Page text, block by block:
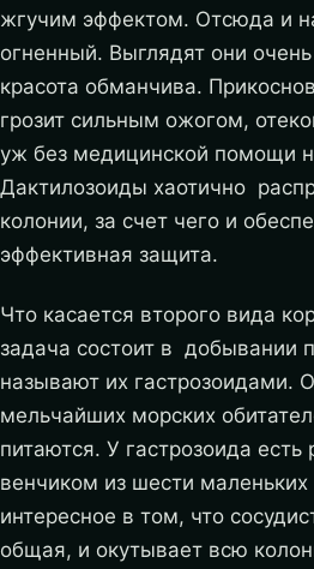
жгучим эффектом. Отсюда и
огненный. Выглядят они
красота обманчива.
грозит сильным ожогом,
уж без медицинской помощи
Дактилозоиды хаотично
колонии, за счет чего и
эффективная защита.
Что касается второго вида
задача состоит в добывании
называют их гастрозоидами.
мельчайших морских
питаются. У гастрозоида есть
венчиком из шести
интересное в том, что
общая, и окутывает всю